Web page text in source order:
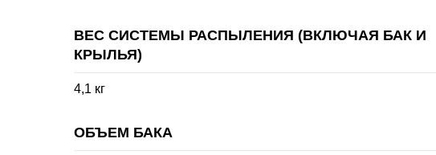
ВЕС СИСТЕМЫ РАСПЫЛЕНИЯ (ВКЛЮЧАЯ БАК И
КРЫЛЬЯ)
4,1 кг
ОБЪЕМ БАКА